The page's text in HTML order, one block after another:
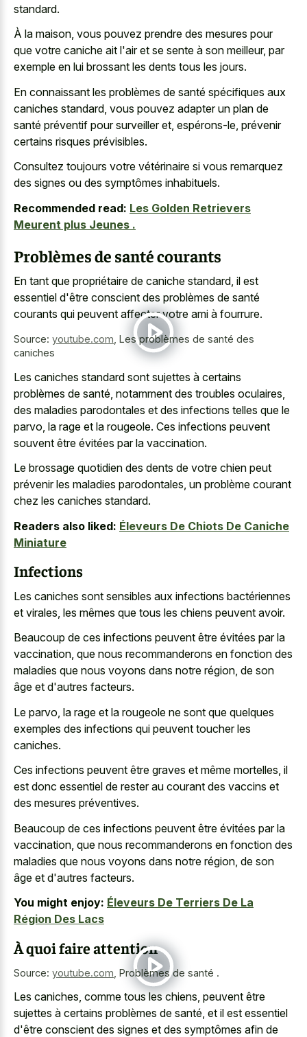
standard.
À la maison, vous pouvez prendre des mesures pour
que votre caniche ait l'air et se sente à son meilleur, par
exemple en lui brossant les dents tous les jours.
En connaissant les problèmes de santé spécifiques aux
caniches standard, vous pouvez adapter un plan de
santé préventif pour surveiller et, espérons-le, prévenir
certains risques prévisibles.
Consultez toujours votre vétérinaire si vous remarquez
des signes ou des symptômes inhabituels.
Recommended read: Les Golden Retrievers
Meurent plus Jeunes .
Problèmes de santé courants
En tant que propriétaire de caniche standard, il est
essentiel d'être conscient des problèmes de santé
courants qui peuvent affecter votre ami à fourrure.
Source: youtube.com Les problèmes de santé des
caniches
Les caniches standard sont sujettes à certains
problèmes de santé, notamment des troubles oculaires,
des maladies parodontales et des infections telles que le
parvo, la rage et la rougeole. Ces infections peuvent
souvent être évitées par la vaccination.
Le brossage quotidien des dents de votre chien peut
prévenir les maladies parodontales, un problème courant
chez les caniches standard.
Readers also liked: Éleveurs De Chiots De Caniche
Miniature
Infections
Les caniches sont sensibles aux infections bactériennes
et virales, les mêmes que tous les chiens peuvent avoir.
Beaucoup de ces infections peuvent être évitées par la
vaccination, que nous recommanderons en fonction des
maladies que nous voyons dans notre région, de son
âge et d'autres facteurs.
Le parvo, la rage et la rougeole ne sont que quelques
exemples des infections qui peuvent toucher les
caniches.
Ces infections peuvent être graves et même mortelles, il
est donc essentiel de rester au courant des vaccins et
des mesures préventives.
Beaucoup de ces infections peuvent être évitées par la
vaccination, que nous recommanderons en fonction des
maladies que nous voyons dans notre région, de son
âge et d'autres facteurs.
You might enjoy: Éleveurs De Terriers De La
Région Des Lacs
À quoi faire attention
Source: youtube.com Problèmes de santé .
Les caniches, comme tous les chiens, peuvent être
sujettes à certains problèmes de santé, et il est essentiel
d'être conscient des signes et des symptômes afin de